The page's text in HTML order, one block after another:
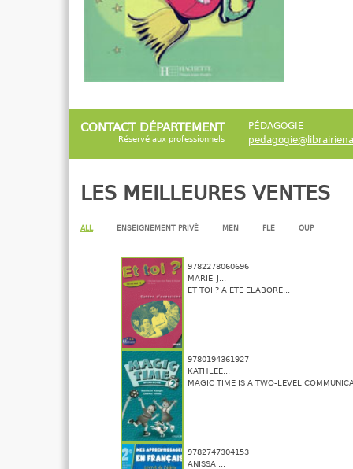
CONTACT DÉPARTEMENT
Réservé aux professionnels
PÉDAGOGIE
LES MEILLEURES VENTES
ALL ENSEIGNEMENT PRIVÉ MEN FLE OUP
9782278060696
MARIE-J...
ET TOI ? A ÉTÉ ÉLABORÉ...
9780194361927
KATHLEE...
MAGIC TIME IS A TWO-LEVEL
9782747304153
ANISSA ...